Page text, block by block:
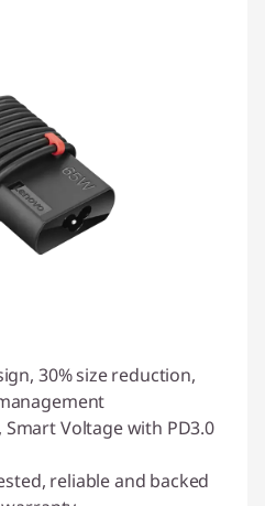
30% size reduction,
Voltage with PD3.0
reliable and backed